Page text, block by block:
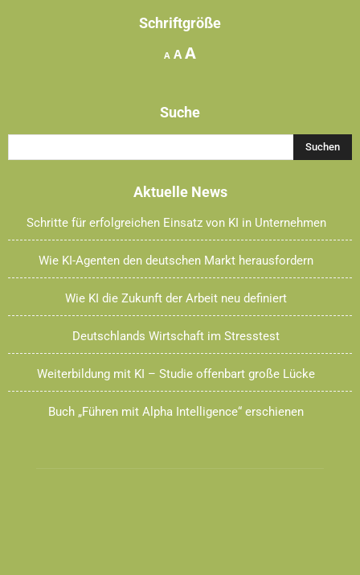
Schriftgröße
A Decrease
A Reset
AIncrease
Suche
Aktuelle News
Schritte für erfolgreichen Einsatz von KI in Unternehmen
Wie KI-Agenten den deutschen Markt herausfordern
Wie KI die Zukunft der Arbeit neu definiert
Deutschlands Wirtschaft im Stresstest
Weiterbildung mit KI – Studie offenbart große Lücke
Buch „Führen mit Alpha Intelligence“ erschienen